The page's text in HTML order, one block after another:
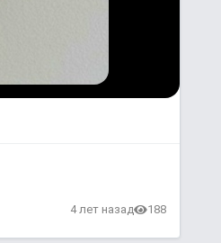
4 лет назад 188